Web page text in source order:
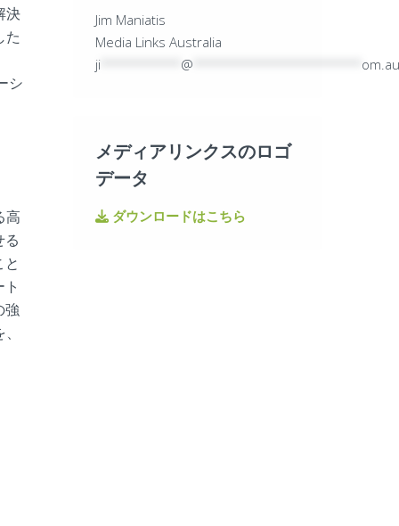
決
た
シ
高
る
と
強
Jim Maniatis
Media Links Australia
ji
@ om.au
メディアリンクスのロゴ
データ
ダウンロードはこちら